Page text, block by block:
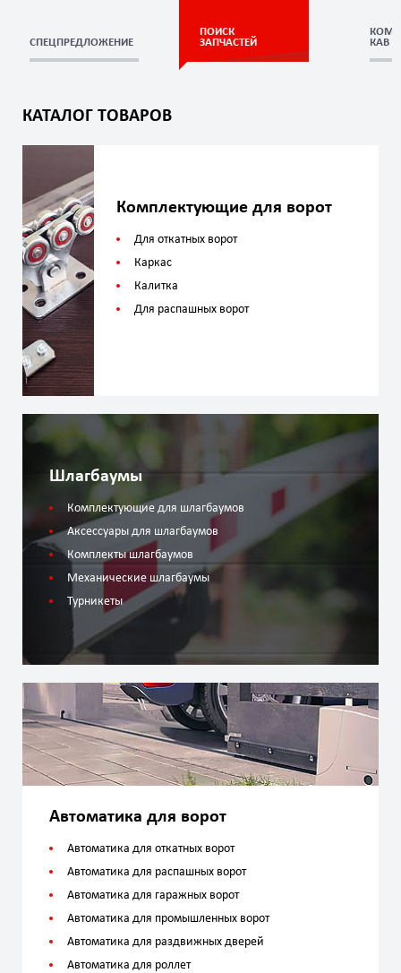
СПЕЦПРЕДЛОЖЕНИЕ
ПОИСК
ЗАПЧАСТЕЙ
КАВ
КАТАЛОГ ТОВАРОВ
Комплектующие для ворот
Для откатных ворот
Каркас
Калитка
Для распашных ворот
Шлагбаумы
Комплектующие для шлагбаумов
Аксессуары для шлагбаумов
Комплекты шлагбаумов
Механические шлагбаумы
Турникеты
Автоматика для ворот
Автоматика для откатных ворот
Автоматика для распашных ворот
Автоматика для гаражных ворот
Автоматика для промышленных ворот
Автоматика для раздвижных дверей
Автоматика для роллет